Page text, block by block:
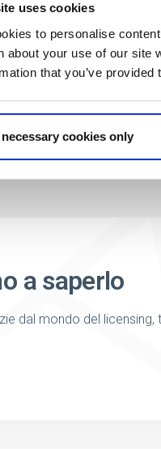
uses cookies
to personalise
about your use of our site
that you’ve
necessary cookies only
a saperlo
dal mondo del licensing,